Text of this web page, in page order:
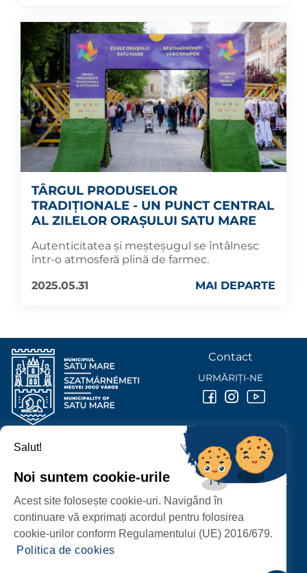
TÂRGUL PRODUSELOR
TRADIȚIONALE - UN PUNCT CENTRAL
AL ZILELOR ORAȘULUI SATU MARE
Autenticitatea și meșteșugul se întâlnesc
într-o atmosferă plină de farmec.
2025.05.31
MAI DEPARTE
PROTECȚIA DATELOR PERSONALE
PRIMĂRIA MUNICIPIULUI
P-ȚA 25 OCTOMBRIE, NR. 1 CORP M, 440026 SATU MARE
Contact
URMĂRIȚI-NE
Salut!
Noi suntem cookie-urile
Acest site folosește cookie-uri. Navigând în
continuare vă exprimați acordul pentru folosirea
cookie-urilor conform Regulamentului (UE) 2016/679.
Politica de cookies